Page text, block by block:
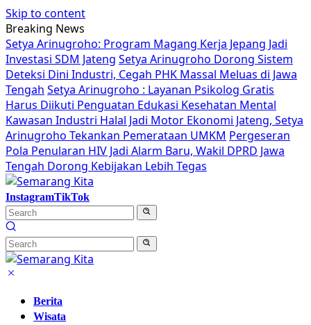
Skip to content
Breaking News
Setya Arinugroho: Program Magang Kerja Jepang Jadi
Investasi SDM Jateng Setya Arinugroho Dorong Sistem
Deteksi Dini Industri, Cegah PHK Massal Meluas di Jawa
Tengah Setya Arinugroho : Layanan Psikolog Gratis
Harus Diikuti Penguatan Edukasi Kesehatan Mental
Kawasan Industri Halal Jadi Motor Ekonomi Jateng, Setya
Arinugroho Tekankan Pemerataan UMKM Pergeseran
Pola Penularan HIV Jadi Alarm Baru, Wakil DPRD Jawa
Tengah Dorong Kebijakan Lebih Tegas
InstagramTikTok
Berita
Wisata